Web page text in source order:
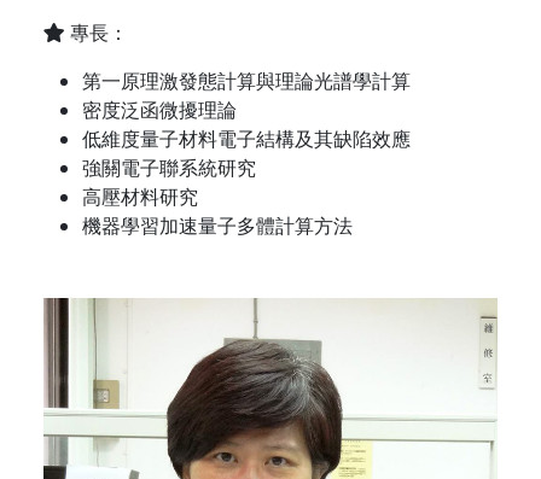
專長：
第一原理激發態計算與理論光譜學計算
密度泛函微擾理論
低維度量子材料電子結構及其缺陷效應
強關電子聯系統研究
高壓材料研究
機器學習加速量子多體計算方法